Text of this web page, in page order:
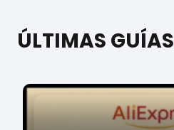
ÚLTIMAS GUÍAS